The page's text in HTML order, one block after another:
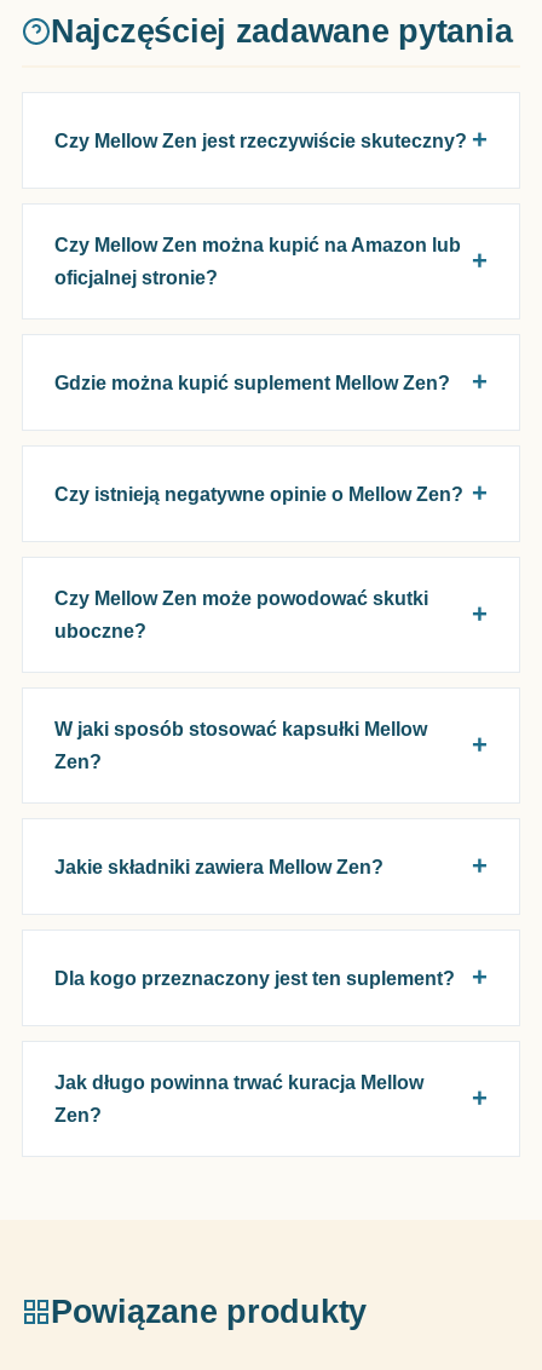
Najczęściej zadawane pytania
Czy Mellow Zen jest rzeczywiście skuteczny?
Czy Mellow Zen można kupić na Amazon lub
oficjalnej stronie?
Gdzie można kupić suplement Mellow Zen?
Czy istnieją negatywne opinie o Mellow Zen?
Czy Mellow Zen może powodować skutki
uboczne?
W jaki sposób stosować kapsułki Mellow
Zen?
Jakie składniki zawiera Mellow Zen?
Dla kogo przeznaczony jest ten suplement?
Jak długo powinna trwać kuracja Mellow
Zen?
Powiązane produkty